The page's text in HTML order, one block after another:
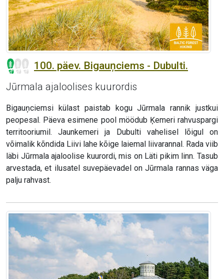
100. päev. Bigauņciems - Dubulti.
Jūrmala ajaloolises kuurordis
Bigauņciemsi külast paistab kogu Jūrmala rannik justkui
peopesal. Päeva esimene pool möödub Ķemeri rahvuspargi
territooriumil. Jaunkemeri ja Dubulti vahelisel lõigul on
võimalik kõndida Liivi lahe kõige laiemal liivarannal. Rada viib
läbi Jūrmala ajaloolise kuurordi, mis on Läti pikim linn. Tasub
arvestada, et ilusatel suvepäevadel on Jūrmala rannas väga
palju rahvast.